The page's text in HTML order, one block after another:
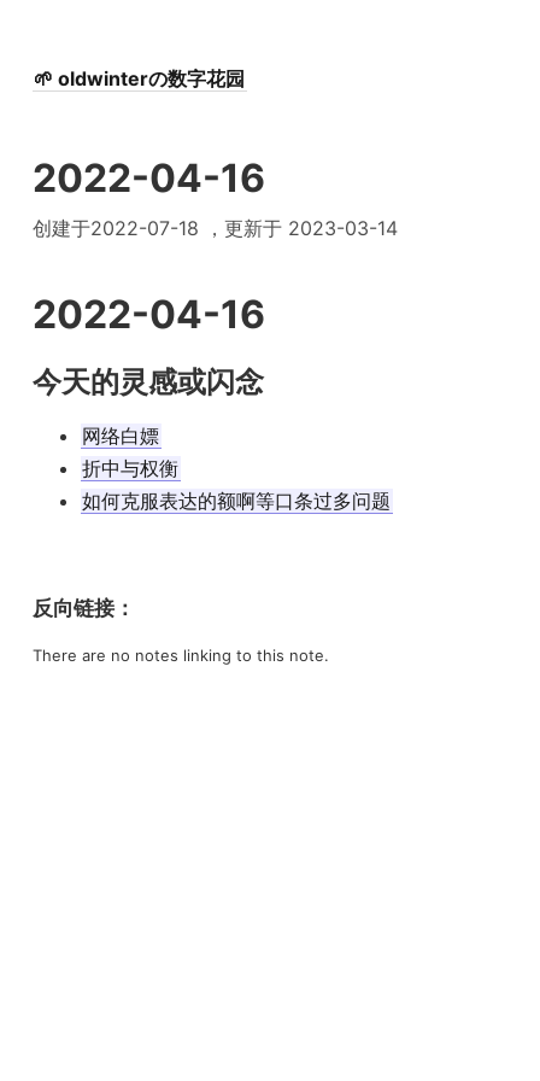
🌱 oldwinterの数字花园
2022-04-16
创建于2022-07-18 ，更新于 2023-03-14
2022-04-16
今天的灵感或闪念
网络白嫖
折中与权衡
如何克服表达的额啊等口条过多问题
反向链接：
There are no notes linking to this note.